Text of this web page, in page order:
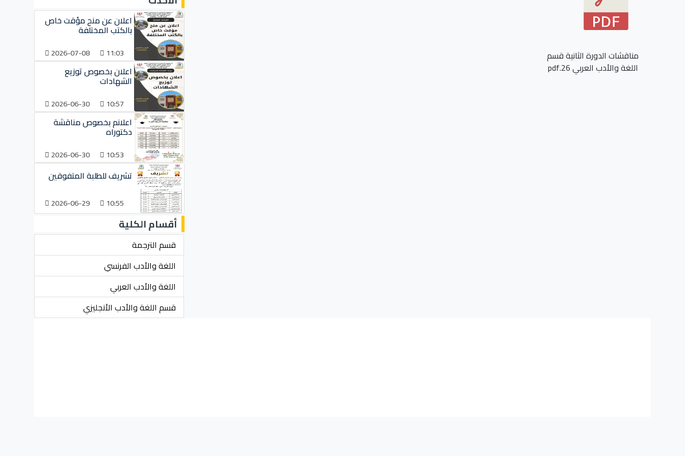
مناقشات الدورة الثانية قسم
اللغة والأدب العربي 26.pdf
اعلان عن منح مؤقت خاص
بالكتب المختلفة
11:03
2026-07-08
اعلان بخصوص توزيع
الشهادات
10:57
2026-06-30
اعلانم بخصوص مناقشة
دكتوراه
10:53
2026-06-30
تشريف للطلبة المتفوقين
10:55
2026-06-29
أقسام الكلية
قسم الترجمة
اللغة والأدب الفرنسي
اللغة والأدب العربي
قسم اللغة والأدب الأنجليزي